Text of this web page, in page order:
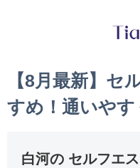
【8月最新】セ
すめ！通いやす
白河の セルフエ